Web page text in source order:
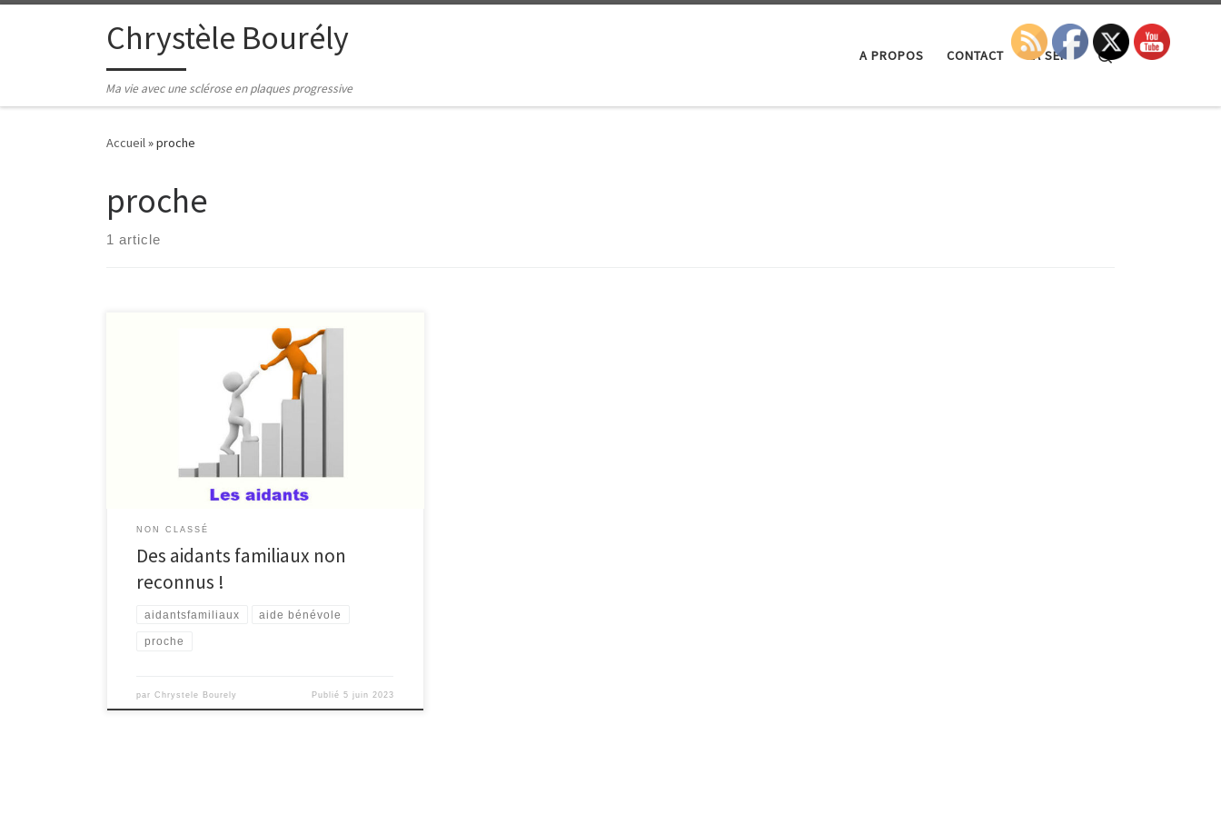
Passer au contenuChrystèle Bourély
Ma vie avec une sclérose en plaques progressive
A PROPOS CONTACT LA SEP Search
Accueil»proche
proche
1 article
Avant de me savoir atteinte par la sclérose en
plaques, j’étais concentrée sur les besoins de mes
deux parents, surtout depuis le grave accident de mon
père intervenu en août 1990. Les aidants familiaux :
des proches devenus aides de vie sans l’avoir
demandé ! La plupart […]
NON CLASSÉ
Des aidants familiaux non
reconnus !
aidantsfamiliaux aide bénévole
proche
parChrystele Bourely Publié 5 juin 2023